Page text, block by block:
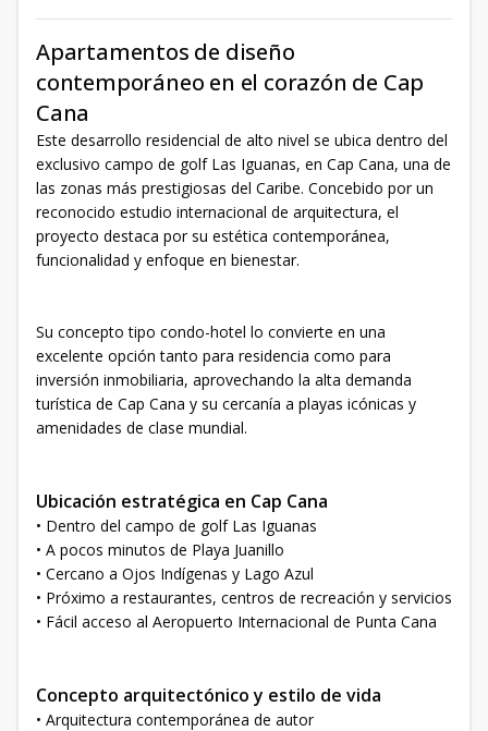
Apartamentos de diseño
contemporáneo en el corazón de Cap
Cana
Este desarrollo residencial de alto nivel se ubica dentro del
exclusivo campo de golf Las Iguanas, en Cap Cana, una de
las zonas más prestigiosas del Caribe. Concebido por un
reconocido estudio internacional de arquitectura, el
proyecto destaca por su estética contemporánea,
funcionalidad y enfoque en bienestar.
Su concepto tipo condo-hotel lo convierte en una
excelente opción tanto para residencia como para
inversión inmobiliaria, aprovechando la alta demanda
turística de Cap Cana y su cercanía a playas icónicas y
amenidades de clase mundial.
Ubicación estratégica en Cap Cana
• Dentro del campo de golf Las Iguanas
• A pocos minutos de Playa Juanillo
• Cercano a Ojos Indígenas y Lago Azul
• Próximo a restaurantes, centros de recreación y servicios
• Fácil acceso al Aeropuerto Internacional de Punta Cana
Concepto arquitectónico y estilo de vida
• Arquitectura contemporánea de autor